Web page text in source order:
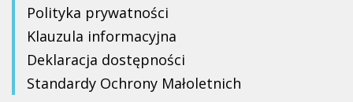
Polityka prywatności
Klauzula informacyjna
Deklaracja dostępności
Standardy Ochrony Małoletnich